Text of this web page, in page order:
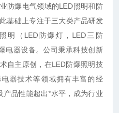
防爆电气领域的LED照明和防
基础上专注于三大类产品研发
明（LED防爆灯，LED三防
电器设备。公司秉承科技创新
自主原创，在LED防爆照明技
器技术等领域拥有丰富的经
产品性能超出*水平，成为行业